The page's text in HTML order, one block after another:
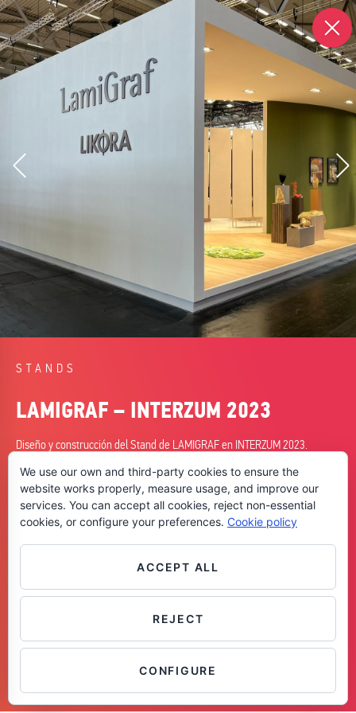
STANDS
LAMIGRAF – INTERZUM 2023
Diseño y construcción del Stand de LAMIGRAF en INTERZUM 2023.
FECHA
09/05/2023
CIUDAD
Colonia
+ Planificación
We use our own and third-party cookies to ensure the
website works properly, measure usage, and improve our
services. You can accept all cookies, reject non-essential
cookies, or configure your preferences. Cookie policy
ACCEPT ALL
REJECT
CONFIGURE
Contáctanos